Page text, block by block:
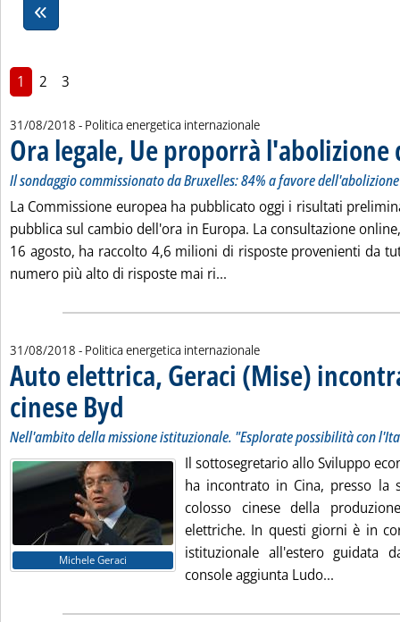
1 2 3
31/08/2018 - Politica energetica internazionale
Ora legale, Ue proporrà
Il sondaggio commissionato da Bruxelles: 84% a favore dell'abolizione
La Commissione europea ha pubblicato oggi i risultati
pubblica sul cambio dell'ora in Europa. La consultazione
16 agosto, ha raccolto 4,6 milioni di risposte provenienti da
numero più alto di risposte mai ri...
31/08/2018 - Politica energetica internazionale
Auto elettrica, Geraci (Mise)
cinese Byd
Nell'ambito della missione istituzionale. "Esplorate possibilità con
Michele Geraci
Il sottosegretario allo Sviluppo
ha incontrato in Cina, presso la
colosso cinese della
elettriche. In questi giorni è in
istituzionale all'estero guidata
console aggiunta Ludo...